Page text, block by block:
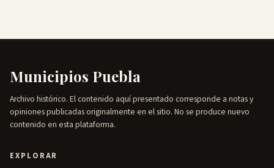
Municipios Puebla
Archivo histórico. El contenido aquí presentado corresponde a notas y
opiniones publicadas originalmente en el sitio. No se produce nuevo
contenido en esta plataforma.
EXPLORAR